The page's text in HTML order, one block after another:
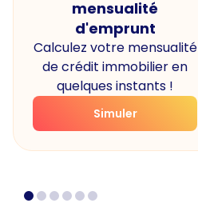
mensualité
d'emprunt
Calculez votre mensualité
de crédit immobilier en
quelques instants !
Simuler